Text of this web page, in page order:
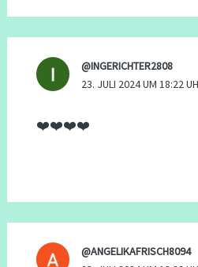
@INGERICHTER2808
23. JULI 2024 UM 18:22
❤️❤️❤️❤️
@ANGELIKAFRISCH8094